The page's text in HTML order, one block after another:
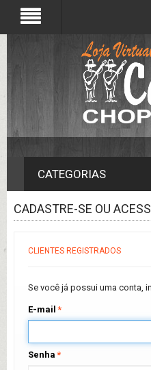
CATEGORIAS
CADASTRE-SE OU
CLIENTES REGISTRADOS
Se você já possui uma conta,
*
E-mail
*
Senha